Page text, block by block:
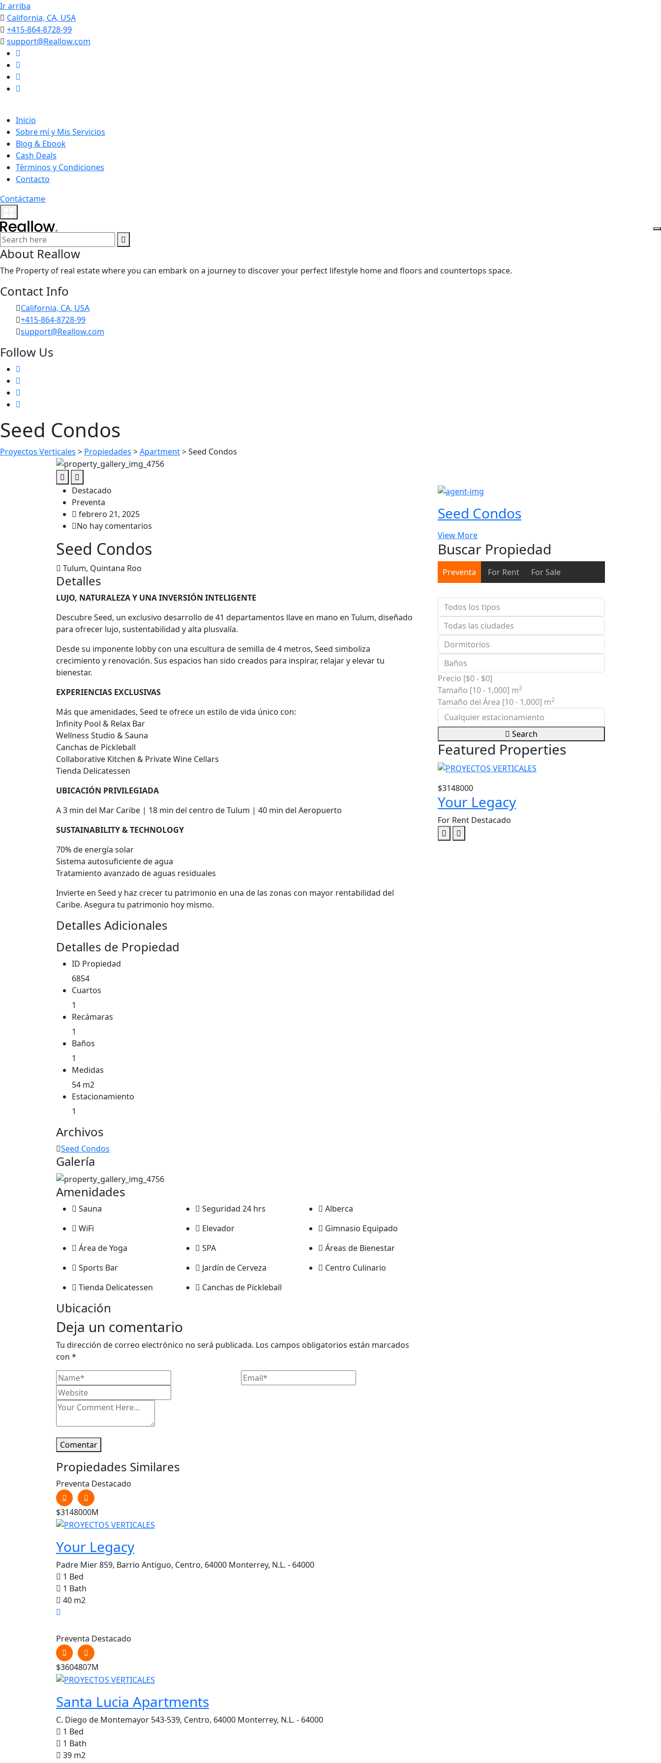
Ir arriba
California, CA, USA
+415-864-8728-99
support@Reallow.com
Inicio
Sobre mí y Mis Servicios
Blog & Ebook
Cash Deals
Términos y Condiciones
Contacto
Contáctame
About Reallow
The Property of real estate where you can embark on a journey to discover your perfect lifestyle home and floors and countertops space.
Contact Info
California, CA, USA
+415-864-8728-99
support@Reallow.com
Follow Us
Seed Condos
Proyectos Verticales > Propiedades >Apartment>Seed Condos
Destacado
Preventa
febrero 21, 2025
No hay comentarios
Seed Condos
Tulum, Quintana Roo
Detalles
LUJO, NATURALEZA Y UNA INVERSIÓN INTELIGENTE
Descubre Seed, un exclusivo desarrollo de 41 departamentos llave en mano en Tulum, diseñado
para ofrecer lujo, sustentabilidad y alta plusvalía.
Desde su imponente lobby con una escultura de semilla de 4 metros, Seed simboliza
crecimiento y renovación. Sus espacios han sido creados para inspirar, relajar y elevar tu
bienestar.
EXPERIENCIAS EXCLUSIVAS
Más que amenidades, Seed te ofrece un estilo de vida único con:
Infinity Pool & Relax Bar
Wellness Studio & Sauna
Canchas de Pickleball
Collaborative Kitchen & Private Wine Cellars
Tienda Delicatessen
UBICACIÓN PRIVILEGIADA
A 3 min del Mar Caribe | 18 min del centro de Tulum | 40 min del Aeropuerto
SUSTAINABILITY & TECHNOLOGY
70% de energía solar
Sistema autosuficiente de agua
Tratamiento avanzado de aguas residuales
Invierte en Seed y haz crecer tu patrimonio en una de las zonas con mayor rentabilidad del
Caribe. Asegura tu patrimonio hoy mismo.
Detalles Adicionales
Detalles de Propiedad
ID Propiedad
6854
Cuartos
1
Recámaras
1
Baños
1
Medidas
54 m2
Estacionamiento
1
Archivos
Seed Condos
Galería
Amenidades
Sauna Seguridad 24 hrs
Alberca
WiFi
Elevador
Gimnasio Equipado
Área de Yoga
SPA
Áreas de Bienestar
Sports Bar
Jardín de Cerveza
Centro Culinario
Tienda Delicatessen
Canchas de Pickleball
Ubicación
Deja un comentario
Tu dirección de correo electrónico no será publicada. Los campos obligatorios están marcados
con *
Comentar
Seed Condos
View More
Buscar Propiedad
Preventa For Rent For Sale
Precio [$0- $0]
Tamaño [10- 1,000] m2
Tamaño del Área [10- 1,000] m2
Search
Featured Properties
$3148000
Your Legacy
For Rent Destacado
Propiedades Similares
Preventa Destacado
$3148000M
Your Legacy
Padre Mier 859, Barrio Antiguo, Centro, 64000 Monterrey, N.L. - 64000
1 Bed
1 Bath
40 m2
Preventa Destacado
$3604807M
Santa Lucia Apartments
C. Diego de Montemayor 543-539, Centro, 64000 Monterrey, N.L. - 64000
1 Bed
1 Bath
39 m2